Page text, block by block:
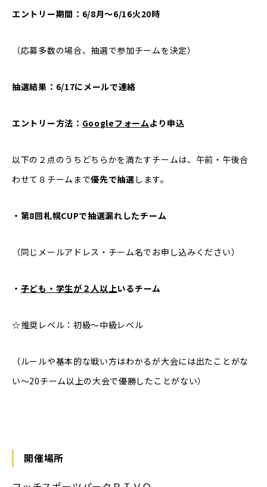
エントリー期間：6/8月～6/16火20時
（応募多数の場合、抽選で参加チームを決定）
抽選結果：6/17にメールで連絡
エントリー方法： Googleフォームより申込
以下の２点のうちどちらかを満たすチームは、午前・午後合
わせて８チームまで優先で抽選 します。
・第8回札幌CUPで抽選漏れしたチーム
（同じメールアドレス・チーム名でお申し込みください）
・ 子ども・学生が２人以上いるチーム
☆推奨レベル：初級～中級レベル
（ルールや基本的な戦い方はわかるが大会には出たことがな
い～20チーム以上の大会で優勝したことがない）
開催場所